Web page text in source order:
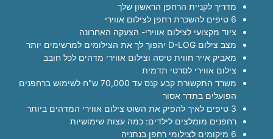
מדריך לקניית הרחפן הראשון שלך
6 טיפים להשכרת רחפן לצילום אווירי
ציוד מקצועי לצילום אווירי- הצעקה האחרונה
מצב צילום D-LOG יהפוך לך את הצילומים למרשימים יותר
מאביק אייר חווית טיסה וצילום אווירי מדהים לכל חובב
צילום אווירי לסרטי תדמית
משרד התקשורת קבע קנס עד 70,000 ש"ח לשימוש ברחפנים
הפועלים בתדר אסור
3 טיפים לאיך להפיק את השוט צילום אווירי המדהים ביותר
רחפנים מומלצים לילדים: כמה עצות שימושיות
6 מיקומים לצילומי רחפן בנתניה